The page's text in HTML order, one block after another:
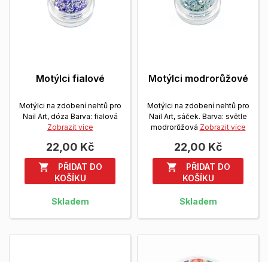
Motýlci fialové
Motýlci na zdobení nehtů pro
Nail Art, dóza Barva: fialová
Zobrazit více
22,00 Kč

PŘIDAT DO
KOŠÍKU
Skladem
Motýlci modrorůžové
Motýlci na zdobení nehtů pro
Nail Art, sáček. Barva: světle
modrorůžová Zobrazit více
22,00 Kč

PŘIDAT DO
KOŠÍKU
Skladem